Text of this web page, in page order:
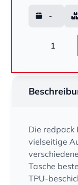
-
Die redpack
vielseitige
Tasche
TPU-